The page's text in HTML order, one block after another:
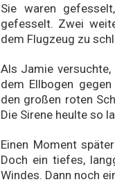
Sie waren
gefesselt. Zwei
dem Flugzeug zu
Als Jamie
dem Ellbogen
den großen roten
Die Sirene heulte so
Einen Moment
Doch ein tiefes,
Windes. Dann noch